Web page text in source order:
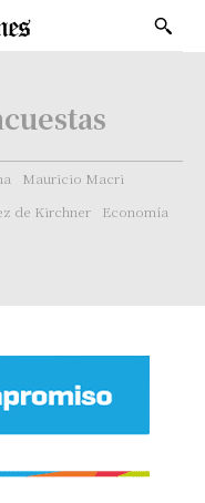
Mauricio Macri
de Kirchner
Economía